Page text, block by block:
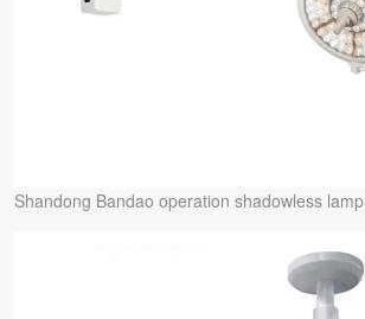
Shandong Bandao operation shadowless lamp